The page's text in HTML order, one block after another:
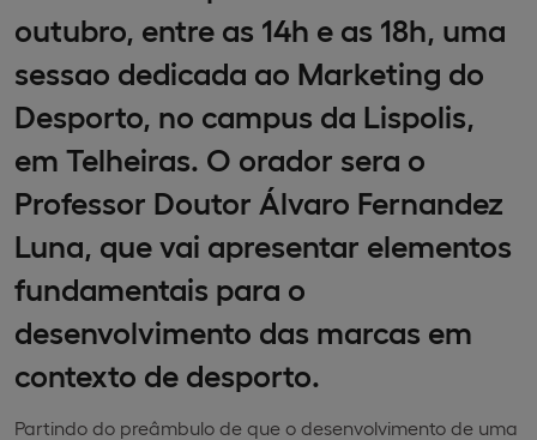
outubro, entre as 14h e as 18h, uma
sessao dedicada ao Marketing do
Desporto, no campus da Lispolis,
em Telheiras. O orador sera o
Professor Doutor Álvaro Fernandez
Luna, que vai apresentar elementos
fundamentais para o
desenvolvimento das marcas em
contexto de desporto.
Partindo do preâmbulo de que o desenvolvimento de uma